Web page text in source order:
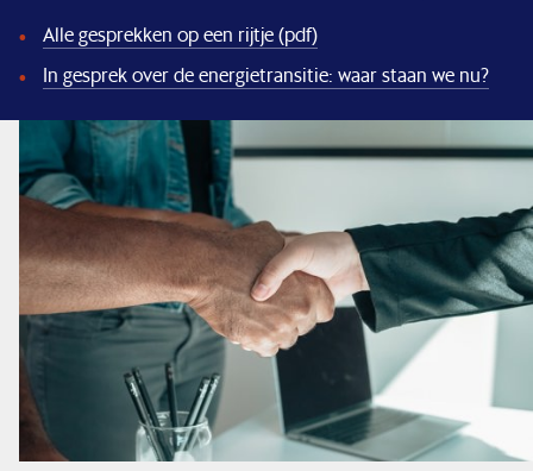
Alle gesprekken op een rijtje (pdf)
In gesprek over de energietransitie: waar staan we nu?